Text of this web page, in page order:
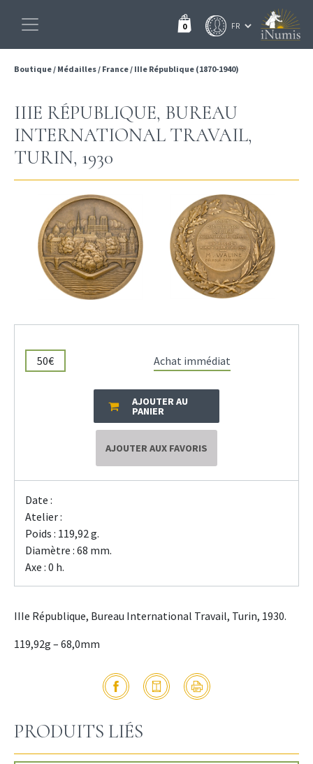
0
Boutique/ Médailles/ France/ IIIe République (1870-1940)
IIIE RÉPUBLIQUE, BUREAU
INTERNATIONAL TRAVAIL,
TURIN, 1930
50€ Achat immédiat
AJOUTER AU
PANIER
AJOUTER AUX FAVORIS
Date :
Atelier :
Poids : 119,92 g.
Diamètre : 68 mm.
Axe : 0 h.
IIIe République, Bureau International Travail, Turin, 1930.
119,92g – 68,0mm
PRODUITS LIÉS